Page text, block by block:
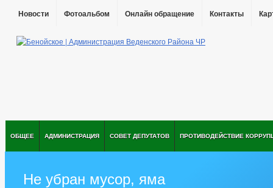
Новости Фотоальбом Онлайн обращение Контакты
ОБЩЕЕ АДМИНИСТРАЦИЯ СОВЕТ ДЕПУТАТОВ ПРОТИВОДЕЙСТВИЕ
Не убран мусор, яма